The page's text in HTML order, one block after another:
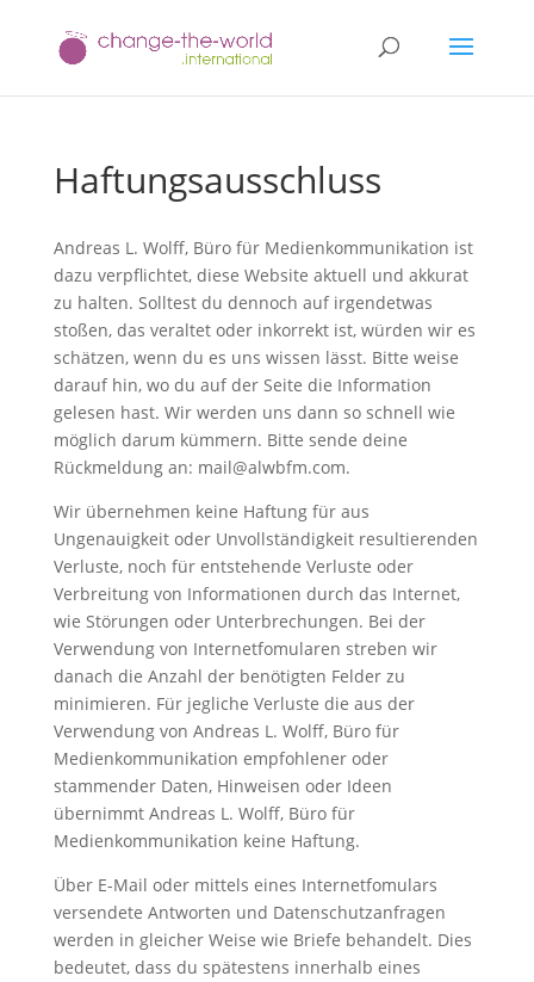
Haftungsausschluss
Andreas L. Wolff, Büro für Medienkommunikation ist
dazu verpflichtet, diese Website aktuell und akkurat
zu halten. Solltest du dennoch auf irgendetwas
stoßen, das veraltet oder inkorrekt ist, würden wir es
schätzen, wenn du es uns wissen lässt. Bitte weise
darauf hin, wo du auf der Seite die Information
gelesen hast. Wir werden uns dann so schnell wie
möglich darum kümmern. Bitte sende deine
Rückmeldung an: mail@alwbfm.com.
Wir übernehmen keine Haftung für aus
Ungenauigkeit oder Unvollständigkeit resultierenden
Verluste, noch für entstehende Verluste oder
Verbreitung von Informationen durch das Internet,
wie Störungen oder Unterbrechungen. Bei der
Verwendung von Internetfomularen streben wir
danach die Anzahl der benötigten Felder zu
minimieren. Für jegliche Verluste die aus der
Verwendung von Andreas L. Wolff, Büro für
Medienkommunikation empfohlener oder
stammender Daten, Hinweisen oder Ideen
übernimmt Andreas L. Wolff, Büro für
Medienkommunikation keine Haftung.
Über E-Mail oder mittels eines Internetfomulars
versendete Antworten und Datenschutzanfragen
werden in gleicher Weise wie Briefe behandelt. Dies
bedeutet, dass du spätestens innerhalb eines